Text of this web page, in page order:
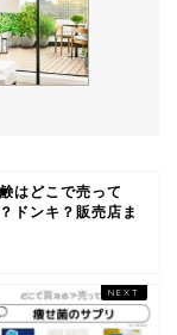
はどこで売って
ドンキ？販売店ま